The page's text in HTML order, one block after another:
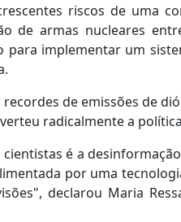
riscos de uma
de armas nucleares
para implementar um
de emissões de
radicalmente a
é a
por uma
declarou Maria